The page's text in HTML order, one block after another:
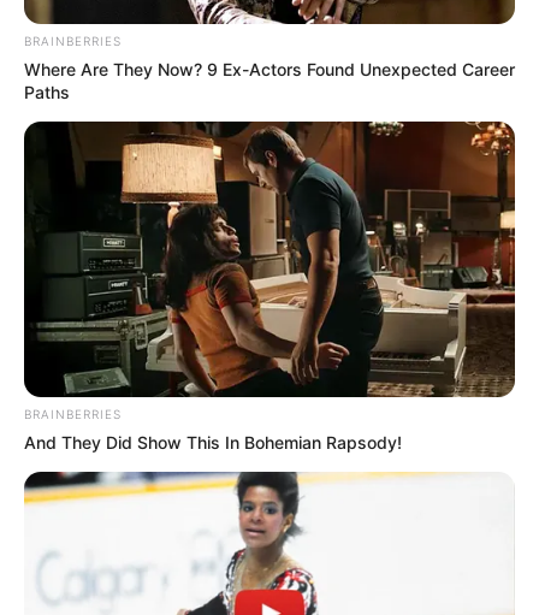
BRAINBERRIES
Where Are They Now? 9 Ex-Actors Found Unexpected Career
Paths
BRAINBERRIES
And They Did Show This In Bohemian Rapsody!